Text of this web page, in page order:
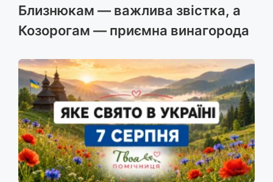
Близнюкам — важлива звістка, а
Козорогам — приємна винагорода